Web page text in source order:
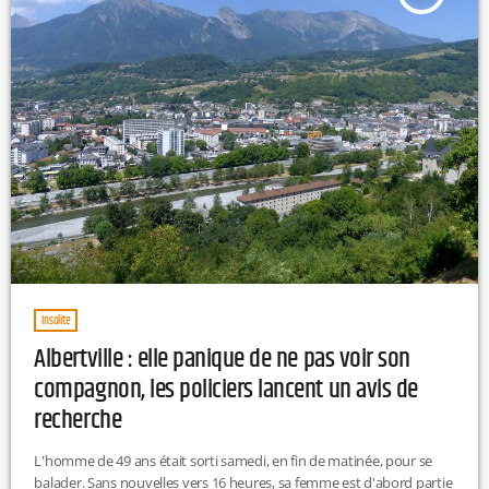
Insolite
Albertville : elle panique de ne pas voir son
compagnon, les policiers lancent un avis de
recherche
L'homme de 49 ans était sorti samedi, en fin de matinée, pour se
balader. Sans nouvelles vers 16 heures, sa femme est d'abord partie